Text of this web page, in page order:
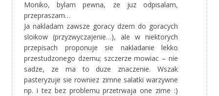
Moniko, bylam pewna, ze juz odpisalam,
przepraszam…
Ja nakladam zawsze goracy dzem do goracych
sloikow (przyzwyczajenie…), ale w niektorych
przepisach proponuje sie nakladanie lekko
przestudzonego dzemu; szczerze mowiac – nie
sadze, ze ma to duze znaczenie. Wszak
pasteryzuje sie rowniez zimne salatki warzywne
np. i tez bez problemu przetrwaja one zime :)